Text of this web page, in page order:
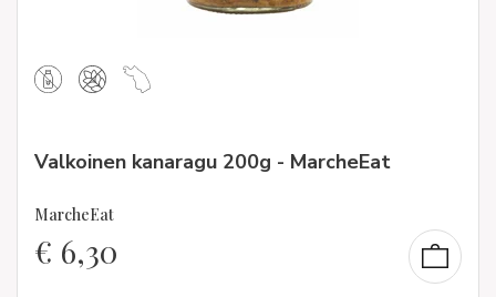
Valkoinen kanaragu 200g - MarcheEat
MarcheEat
€ 6,30